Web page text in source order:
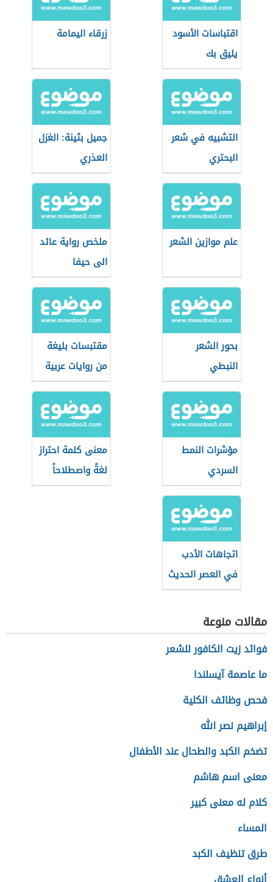
اقتباسات الأسود
يليق بك
زرقاء اليمامة
التشبيه في شعر
البحتري
جميل بثينة: الغزل
العذري
علم موازين الشعر
ملخص رواية عائد
الى حيفا
بحور الشعر
النبطي
مقتبسات بليغة
من روايات عربية
وعالمية
مؤشرات النمط
السردي
معنى كلمة احتراز
لغةً واصطلاحاً
اتجاهات الأدب
في العصر الحديث
مقالات منوعة
فوائد زيت الكافور للشعر
ما عاصمة آيسلندا
فحص وظائف الكلية
إبراهيم نصر الله
تضخم الكبد والطحال عند الأطفال
معنى اسم هاشم
كلام له معنى كبير
المساء
طرق تنظيف الكبد